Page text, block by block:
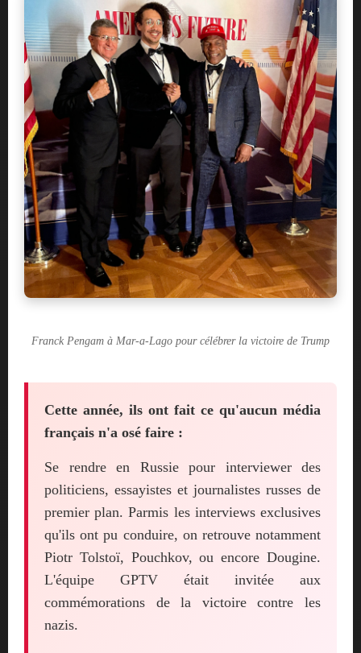
Franck Pengam à Mar-a-Lago pour célébrer la victoire de Trump
Cette année, ils ont fait ce qu'aucun média
français n'a osé faire :
Se rendre en Russie pour interviewer des
politiciens, essayistes et journalistes russes de
premier plan. Parmis les interviews exclusives
qu'ils ont pu conduire, on retrouve notamment
Piotr Tolstoï, Pouchkov, ou encore Dougine.
L'équipe GPTV était invitée aux
commémorations de la victoire contre les
nazis.